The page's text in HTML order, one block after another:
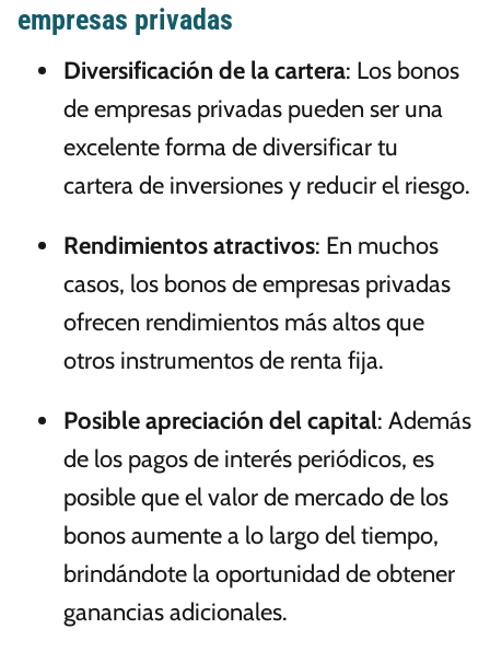
empresas privadas
Diversificación de la cartera: Los bonos
de empresas privadas pueden ser una
excelente forma de diversificar tu
cartera de inversiones y reducir el riesgo.
Rendimientos atractivos: En muchos
casos, los bonos de empresas privadas
ofrecen rendimientos más altos que
otros instrumentos de renta fija.
Posible apreciación del capital: Además
de los pagos de interés periódicos, es
posible que el valor de mercado de los
bonos aumente a lo largo del tiempo,
brindándote la oportunidad de obtener
ganancias adicionales.